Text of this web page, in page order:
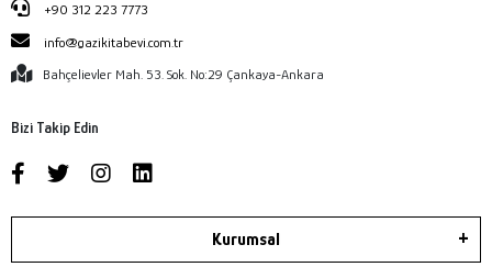
+90 312 223 7773
info@gazikitabevi.com.tr
Bahçelievler Mah. 53. Sok. No:29 Çankaya-Ankara
Bizi Takip Edin
Kurumsal